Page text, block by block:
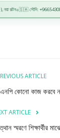
নয়া পল্টন◆🇸🇦 সৌদি:
ARTICLE
কোনো কাজ করবে
ARTICLE
স্মরণে শিক্ষার্থীর